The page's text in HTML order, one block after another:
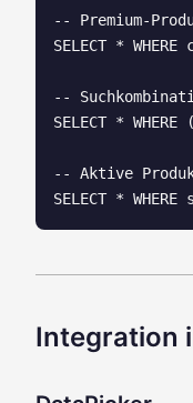
-- Premium-
SELECT *
--
SELECT *
-- Aktive
Integration